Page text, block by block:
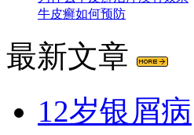
牛皮癣如何预防
最新文章
12岁银屑病